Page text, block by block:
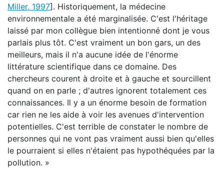
Miller, 1997]. Historiquement, la médecine
environnementale a été marginalisée. C'est l'héritage
laissé par mon collègue bien intentionné dont je vous
parlais plus tôt. C'est vraiment un bon gars, un des
meilleurs, mais il n'a aucune idée de l'énorme
littérature scientifique dans ce domaine. Des
chercheurs courent à droite et à gauche et sourcillent
quand on en parle ; d'autres ignorent totalement ces
connaissances. Il y a un énorme besoin de formation
car rien ne les aide à voir les avenues d'intervention
potentielles. C'est terrible de constater le nombre de
personnes qui ne vont pas vraiment aussi bien qu'elles
le pourraient si elles n'étaient pas hypothéquées par la
pollution. »